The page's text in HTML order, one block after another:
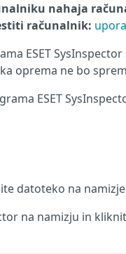
nahaja
računalnik:
ESET
oprema ne bo
ESET
datoteko na
na namizju in